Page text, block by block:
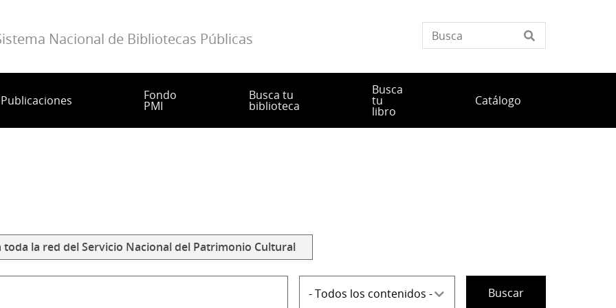
Nacional de Bibliotecas Públicas
Publicaciones Fondo
PMI
Busca tu
biblioteca
Busca
tu
libro
Catálogo
toda la red del Servicio Nacional del Patrimonio Cultural
Tipo